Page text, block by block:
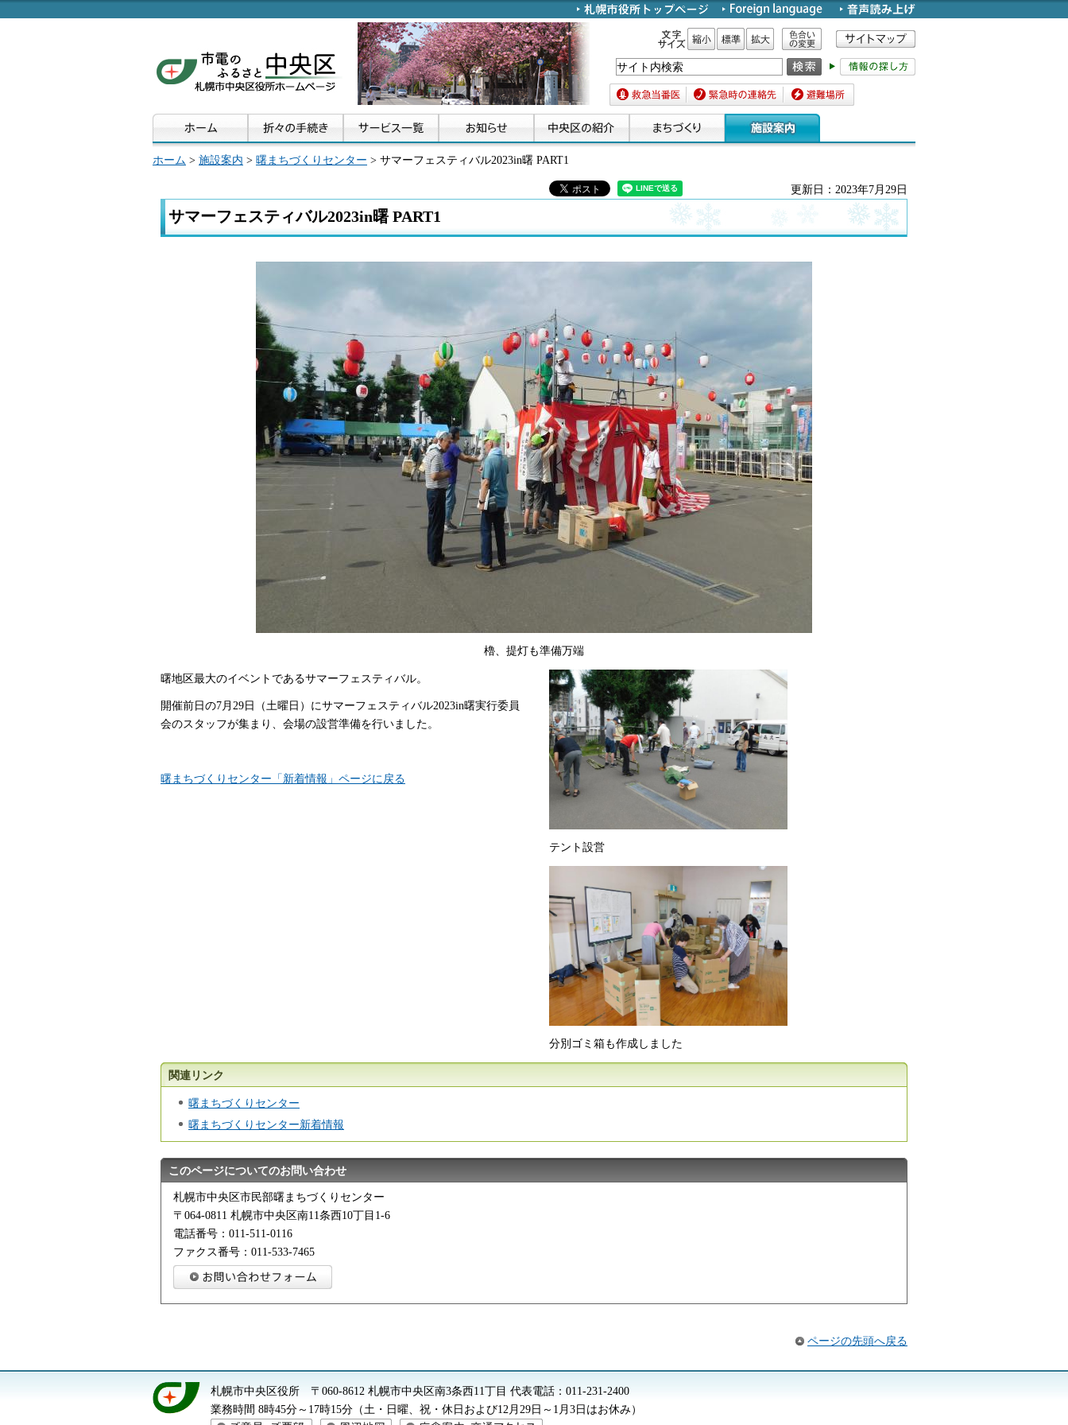
文字サイズ 縮小 標準 拡大
色合いの変更
救急当番医 緊急時の連絡先 避難場所
ホーム > 施設案内 > 曙まちづくりセンター > サマーフェスティバル2023in曙 PART1
更新日：2023年7月29日
サマーフェスティバル2023in曙 PART1
櫓、提灯も準備万端
曙地区最大のイベントであるサマーフェスティバル。
開催前日の7月29日（土曜日）にサマーフェスティバル2023in曙実行委員
会のスタッフが集まり、会場の設営準備を行いました。
曙まちづくりセンター「新着情報」ページに戻る
テント設営
分別ゴミ箱も作成しました
関連リンク
曙まちづくりセンター
曙まちづくりセンター新着情報
このページについてのお問い合わせ
札幌市中央区市民部曙まちづくりセンター
〒064-0811 札幌市中央区南11条西10丁目1-6
電話番号：011-511-0116
ファクス番号：011-533-7465
ページの先頭へ戻る
札幌市中央区役所 〒060-8612 札幌市中央区南3条西11丁目 代表電話： 011-231-2400
業務時間 8時45分～17時15分（土・日曜、祝・休日および12月29日～1月3日はお休み）